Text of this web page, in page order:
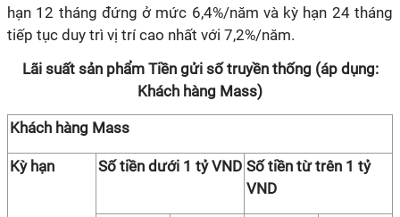
hạn 12 tháng đứng ở mức 6,4%/năm và kỳ hạn 24 tháng
tiếp tục duy trì vị trí cao nhất với 7,2%/năm.
Lãi suất sản phẩm Tiền gửi số truyền thống (áp dụng:
Khách hàng Mass)
Khách hàng Mass
Kỳ hạn Số tiền dưới 1 tỷ VND Số tiền từ trên 1 tỷ
VND